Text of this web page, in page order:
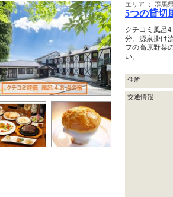
エリア ： 群馬
5つの貸切
クチコミ風呂
分。源泉掛け
フの高原野菜
い。
住所
交通情報